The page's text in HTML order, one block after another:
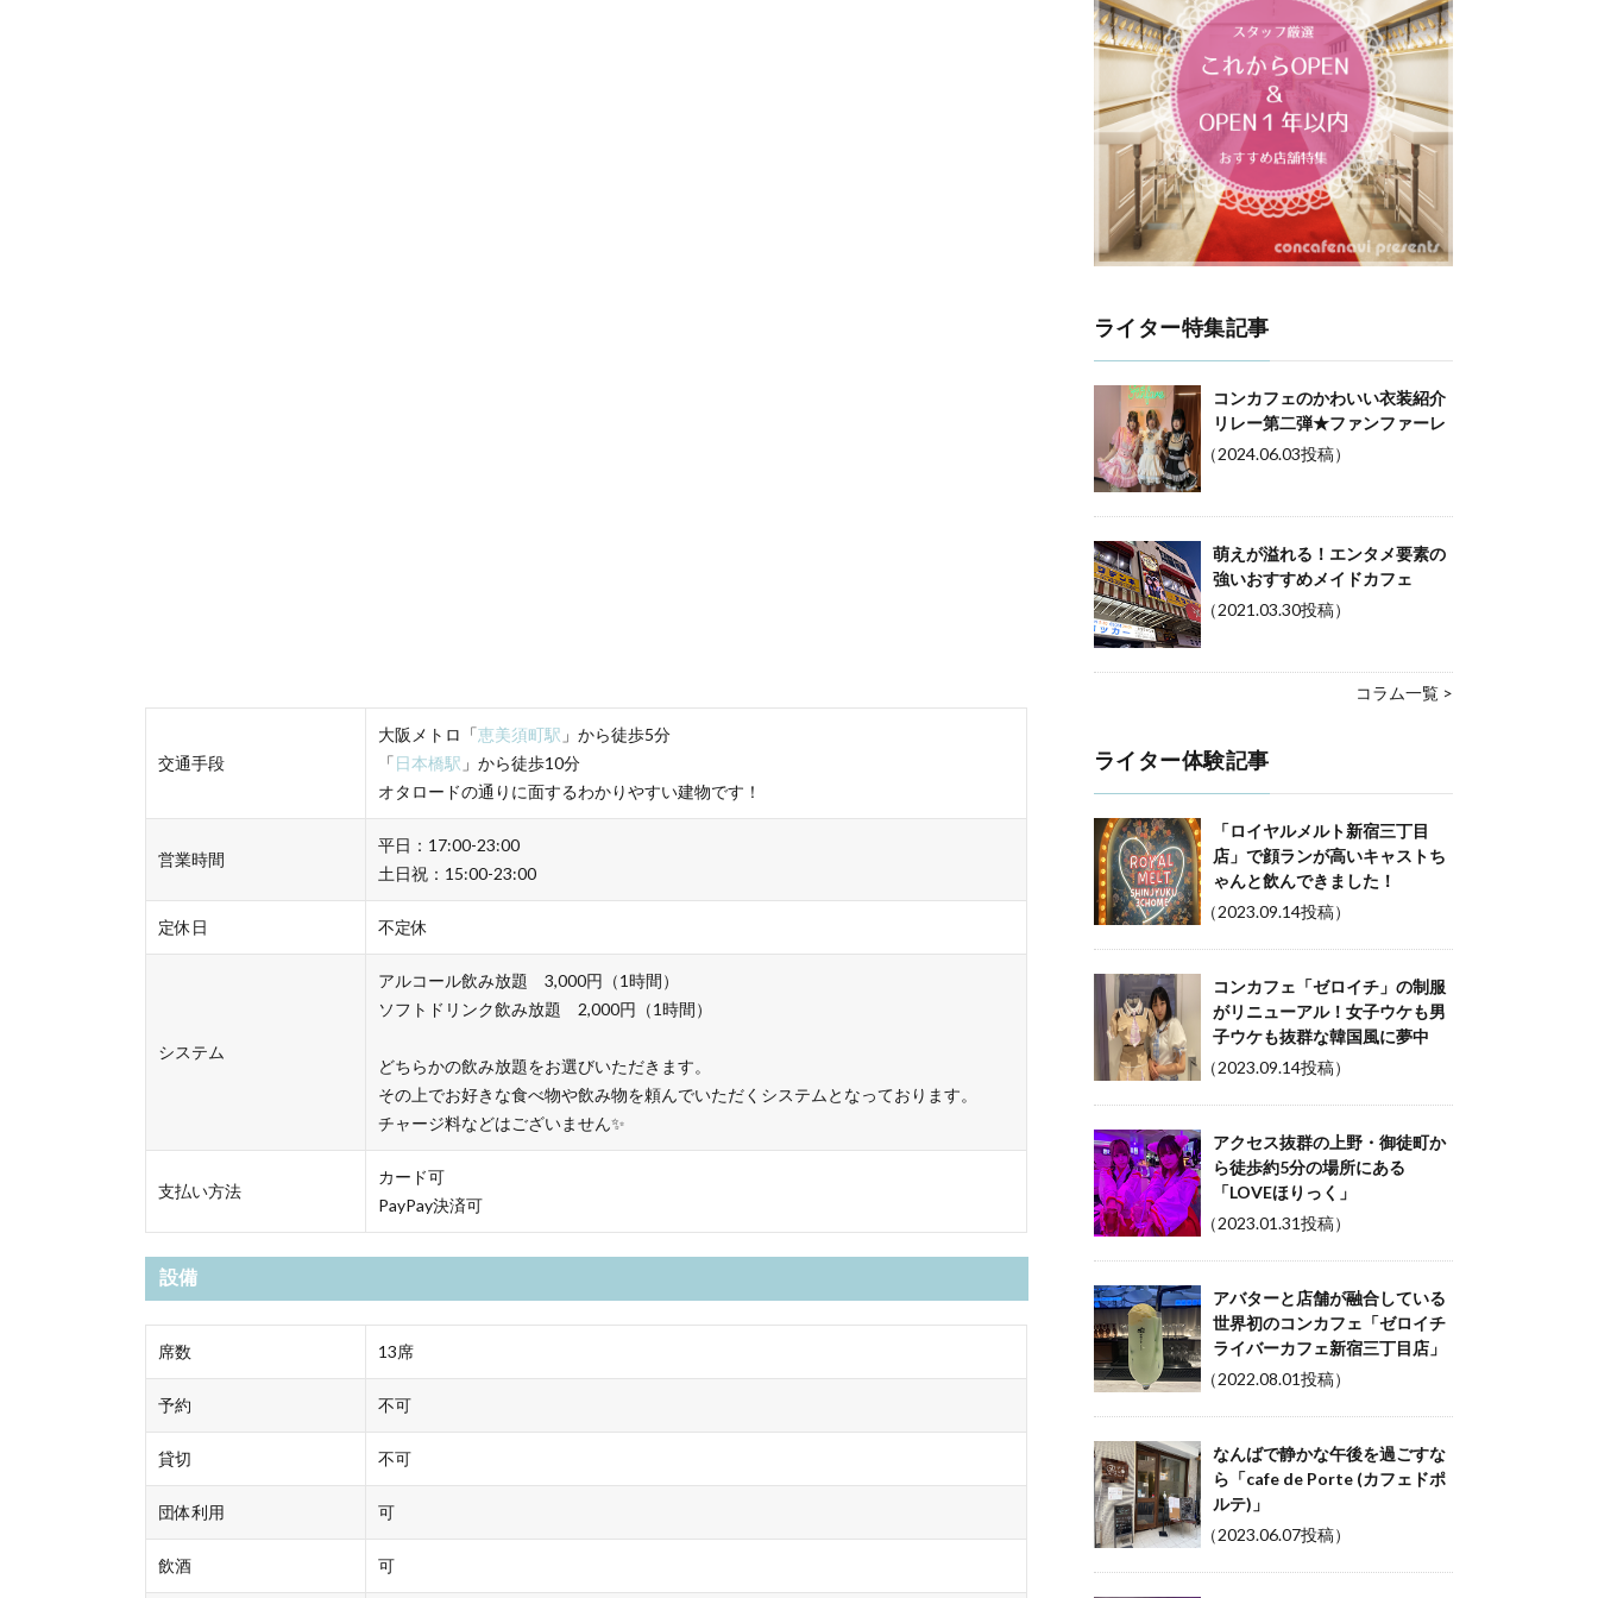
交通手段
大阪メトロ「恵美須町駅 」から徒歩5分
「日本橋駅 」から徒歩10分
オタロードの通りに面するわかりやすい建物です！
営業時間
平日：17:00-23:00
土日祝：15:00-23:00
定休日 不定休
システム
アルコール飲み放題 3,000円（1時間）
ソフトドリンク飲み放題 2,000円（1時間）
どちらかの飲み放題をお選びいただきます。
その上でお好きな食べ物や飲み物を頼んでいただくシステムとなっております。
チャージ料などはございません✨
支払い方法
カード可
PayPay決済可
設備
席数 13席
予約 不可
貸切 不可
団体利用 可
飲酒 可
ライター特集記事
コンカフェのかわいい衣装紹介
リレー第二弾★ファンファーレ
（2024.06.03投稿）
萌えが溢れる！エンタメ要素の
強いおすすめメイドカフェ
（2021.03.30投稿）
コラム一覧 >
ライター体験記事
「ロイヤルメルト新宿三丁目
店」で顔ランが高いキャストち
ゃんと飲んできました！
（2023.09.14投稿）
コンカフェ「ゼロイチ」の制服
がリニューアル！女子ウケも男
子ウケも抜群な韓国風に夢中
（2023.09.14投稿）
アクセス抜群の上野・御徒町か
ら徒歩約5分の場所にある
「LOVEほりっく」
（2023.01.31投稿）
アバターと店舗が融合している
世界初のコンカフェ「ゼロイチ
ライバーカフェ新宿三丁目店」
（2022.08.01投稿）
なんばで静かな午後を過ごすな
ら「cafe de Porte (カフェドポ
ルテ)」
（2023.06.07投稿）